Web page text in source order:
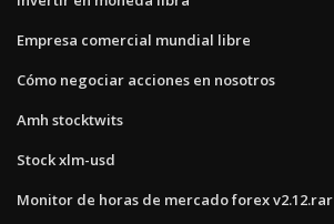
Empresa comercial mundial libre
Cómo negociar acciones en nosotros
Amh stocktwits
Stock xlm-usd
Monitor de horas de mercado forex v2.12.rar